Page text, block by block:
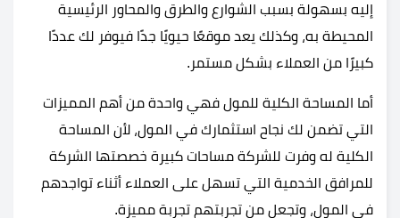
إليه بسهولة بسبب الشوارع والطرق والمحاور الرئيسية
المحيطة به، وكذلك يعد موقعًا حيويًا جدًا فيوفر لك عددًا
كبيرًا من العملاء بشكل مستمر.
أما المساحة الكلية للمول فهي واحدة من أهم المميزات
التي تضمن لك نجاح استثمارك في المول، لأن المساحة
الكلية له وفرت للشركة مساحات كبيرة خصصتها الشركة
للمرافق الخدمية التي تسهل على العملاء أثناء تواجدهم
في المول، وتجعل من تجربتهم تجربة مميزة.